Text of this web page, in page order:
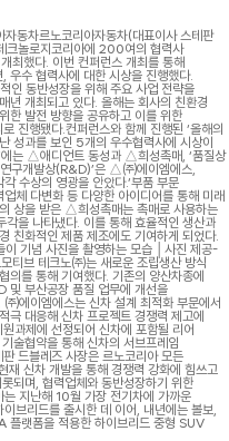
동차르노코리아자동차(대표이사 스테판
크놀로지코리아에 200여의 협력사
최했다. 이번 컨퍼런스 개최를 통해
우수 협력사에 대한 시상을 진행했다.
인 동반성장을 위해 주요 사업 전략을
년 개최되고 있다. 올해는 회사의 친환경
한 발전 방향을 공유하고 이를 위한
진행됐다.컨퍼런스와 함께 진행된 ‘올해의
성과를 보인 5개의 우수협력사에 시상이
는 △애디언트 동성과 △희성촉매, ‘품질상
구개발상(R&D)’은 △㈜에이엠에스,
상의 영광을 안았다.‘부품 부문
체 다변화 등 다양한 아이디어를 통해 미래
상을 받은 △희성촉매는 촉매로 사용하는
을 나타냈다. 이를 통해 효율적인 생산과
친화적인 제품 제조에도 기여하게 되었다.
이 기념 사진을 촬영하는 모습 │사진 제공-
티브 테크노㈜는 새로운 조립생산 방식
의를 통해 기여했다. 기존의 양산차종에
및 부산공장 품질 업무에 개선을
에이엠에스는 신차 설계 최적화 부문에서
극 대응해 신차 프로젝트 경쟁력 제고에
과제에 선정되어 신차에 포함될 리어
술협약을 통해 신차의 서브프레임
드블레즈 사장은 르노코리아 모든
재 신차 개발을 통해 경쟁력 강화에 힘쓰고
되며, 협력업체와 동반성장하기 위한
지난해 10월 가장 전기차에 가까운
브리드를 출시한 데 이어, 내년에는 볼보,
플랫폼을 적용한 하이브리드 중형 SUV